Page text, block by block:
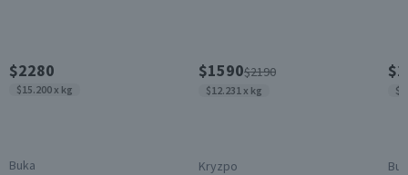
$2280
$15.200 x kg
Buka
$1590$2190
$12.231 x kg
Kryzpo